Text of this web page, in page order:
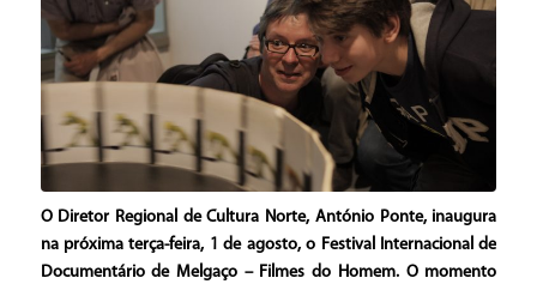
O Diretor Regional de Cultura Norte, António Ponte, inaugura
na próxima terça-feira, 1 de agosto, o Festival Internacional de
Documentário de Melgaço – Filmes do Homem. O momento